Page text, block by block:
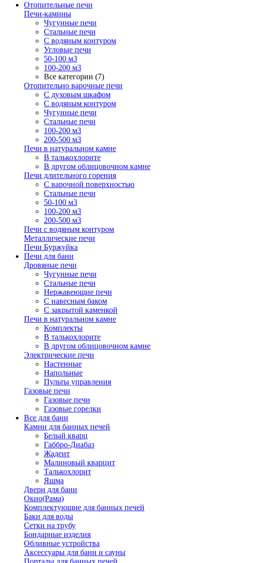
Отопительные печи
Печи-камины
Чугунные печи
Стальные печи
С водяным контуром
Угловые печи
50-100 м3
100-200 м3
Все категории (7)
Отопительно варочные печи
С духовым шкафом
С водяным контуром
Чугунные печи
Стальные печи
100-200 м3
200-500 м3
Печи в натуральном камне
В талькохлорите
В другом облицовочном камне
Печи длительного горения
С варочной поверхностью
Стальные печи
50-100 м3
100-200 м3
200-500 м3
Печи с водяным контуром
Металлические печи
Печи Буржуйка
Печи для бани
Дровяные печи
Чугунные печи
Стальные печи
Нержавеющие печи
С навесным баком
С закрытой каменкой
Печи в натуральном камне
Комплекты
В талькохлорите
В другом облицовочном камне
Электрические печи
Настенные
Напольные
Пульты управления
Газовые печи
Газовые печи
Газовые горелки
Все для бани
Камни для банных печей
Белый кварц
Габбро-Диабаз
Жадеит
Малиновый кварцит
Талькохлорит
Яшма
Двери для бани
Окно(Рама)
Комплектующие для банных печей
Баки для воды
Сетки на трубу
Бондарные изделия
Обливные устройства
Аксессуары для бани и сауны
Порталы для банных печей